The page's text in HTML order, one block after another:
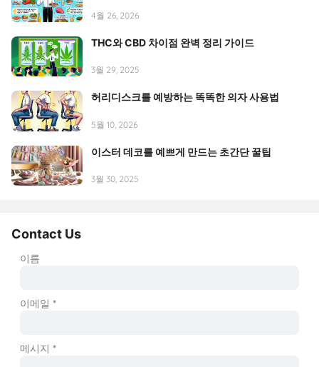
4월 26, 2026
THC와 CBD 차이점 완벽 정리 가이드
3월 29, 2025
허리디스크를 예방하는 똑똑한 의자 사용법
5월 10, 2026
이스터 데코를 예쁘게 만드는 초간단 꿀팁
3월 30, 2025
Contact Us
이름
이메일*
메시지*